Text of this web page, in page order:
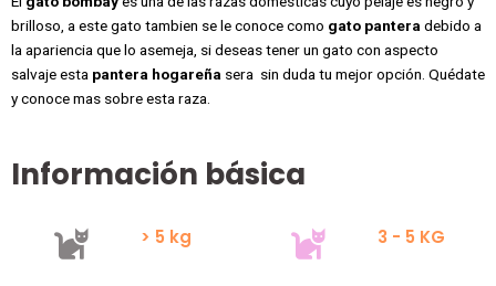
brilloso, a este gato tambien se le conoce como gato pantera debido a
la apariencia que lo asemeja, si deseas tener un gato con aspecto
salvaje esta pantera hogareña sera sin duda tu mejor opción. Quédate
y conoce mas sobre esta raza.
Información básica
> 5 kg 3 - 5 KG